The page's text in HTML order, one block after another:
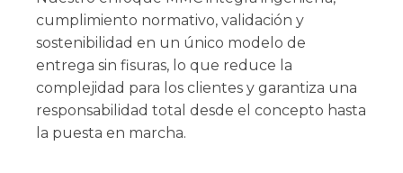
cumplimiento normativo, validación y
sostenibilidad en un único modelo de
entrega sin fisuras, lo que reduce la
complejidad para los clientes y garantiza una
responsabilidad total desde el concepto hasta
la puesta en marcha.